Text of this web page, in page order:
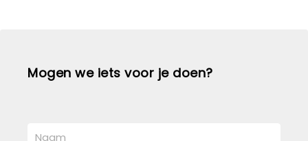
Mogen we iets voor je doen?